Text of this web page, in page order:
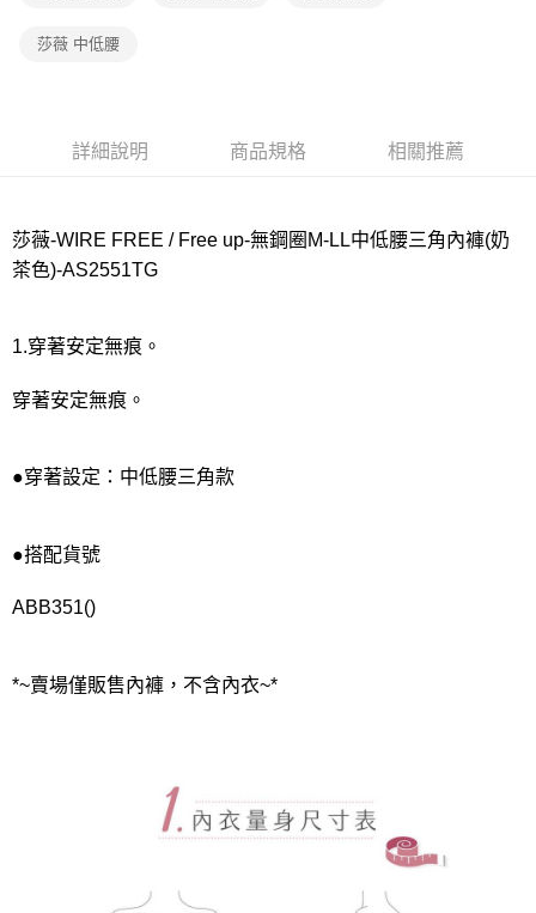
宅配
每筆NT$220
每筆NT$80，滿NT$1,000(含以上)免運費
莎薇 中低腰
詳細說明 商品規格 相關推薦
莎薇-WIRE FREE / Free up-無鋼圈M-LL中低腰三角內褲(奶
茶色)-AS2551TG
1.穿著安定無痕。
穿著安定無痕。
●穿著設定：中低腰三角款
●搭配貨號
ABB351()
*~賣場僅販售內褲，不含內衣~*